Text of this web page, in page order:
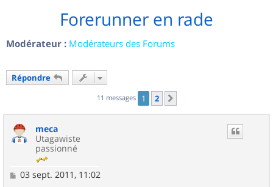
Forerunner en rade
Modérateur : Modérateurs des Forums
Répondre
11 messages 1 2
meca
Utagawiste
passionné
M
03 sept. 2011, 11:02